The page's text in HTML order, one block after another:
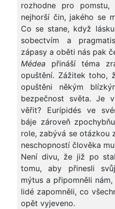
rozhodne pro pomstu,
nejhorší čin, jakého se
Co se stane, když
sobectvím a
zápasy a oběti nás pak
Médea přináší téma
opuštění. Zážitek toho,
opuštěni někým
bezpečnost světa. Je
věřit? Eurípidés ve
báje zároveň
role, zabývá se otázkou
neschopností člověka
Není divu, že již po
tomu, aby přinesli
mýtus a připomněli
lidé zapomněli, co
opět vyjeveno.